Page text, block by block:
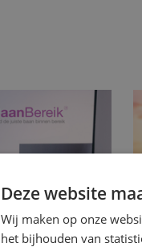
Deze website
Wij maken op onze
het bijhouden van